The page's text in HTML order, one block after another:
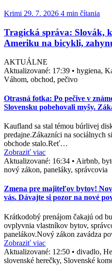
Krimi 29. 7. 2026 4 min čítania
Tragická správa: Slovák,
Ameriku na bicykli,
AKTUÁLNE
Aktualizované: 17:39 • hygiena,
Váhom, obchod, pečivo
Otrasná fotka: Po pečive v
Slovensku pobehovali myšy.
Kaufland sa stal témou búrlivej
predajne.Zákazníci na sociálnych
obchode stalo.Reť…
Zobraziť viac
Aktualizované: 16:34 • Airbnb,
nový zákon, paneláky, správcovia
Zmena pre majiteľov bytov!
vás. Dávajte si pozor na nové
Krátkodobý prenájom čakajú od
ovplyvnia vlastníkov bytov,
panelákov.Nový zákon zavádza
Zobraziť viac
Aktualizované: 12:50 • divadlo,
slovenské herečky, Slovenské